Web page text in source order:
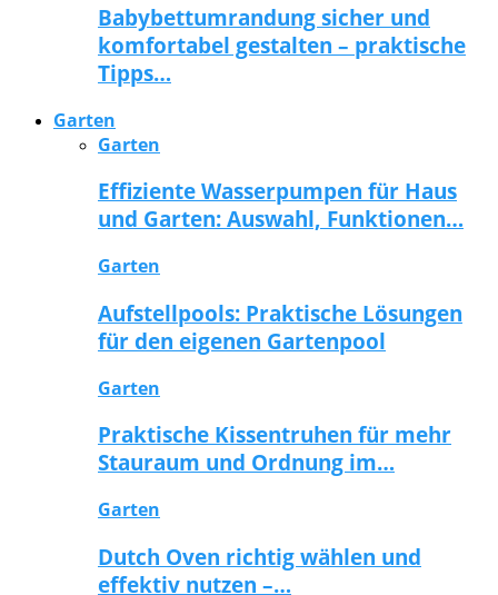
Babybettumrandung sicher und
komfortabel gestalten – praktische
Tipps…
Garten
Garten
Effiziente Wasserpumpen für Haus
und Garten: Auswahl, Funktionen…
Garten
Aufstellpools: Praktische Lösungen
für den eigenen Gartenpool
Garten
Praktische Kissentruhen für mehr
Stauraum und Ordnung im…
Garten
Dutch Oven richtig wählen und
effektiv nutzen –…